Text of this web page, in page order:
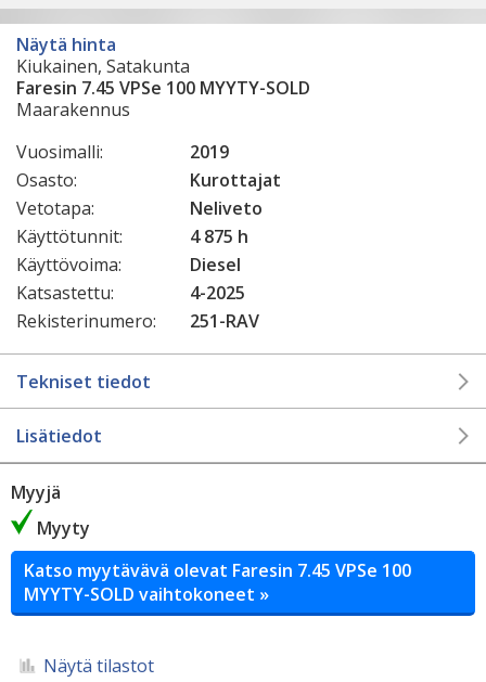
Näytä hinta
Kiukainen, Satakunta
Faresin 7.45 VPSe 100 MYYTY-SOLD
Maarakennus
Vuosimalli:
2019
Osasto:
Kurottajat
Vetotapa:
Neliveto
Käyttötunnit:
4 875 h
Käyttövoima:
Diesel
Katsastettu:
4-2025
Rekisterinumero:
251-RAV
Tekniset tiedot
Lisätiedot
Myyjä
Myyty
Katso myytävävä olevat Faresin 7.45 VPSe 100
MYYTY-SOLD vaihtokoneet »
Näytä tilastot